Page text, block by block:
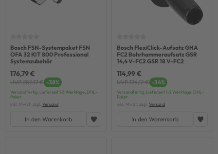
Bosch FSN-Systempaket FSN
OFA 32 KIT 800 Professional
Systemzubehör
176,79 €
UVP 289,17 € -38%
Versandfertig, Lieferzeit 1-3 Werktage, DHL-
Paket
inkl. MwSt. zzgl. Versand
In den Warenkorb
Bosch FlexiClick-Aufsatz GHA
FC2 Bohrhammeraufsatz GSR
14,4 V-FC2 GSR 18 V-FC2
114,99 €
UVP 176,12 € -34%
Versandfertig, Lieferzeit 1-3 Werktage, DHL-
Paket
inkl. MwSt. zzgl. Versand
In den Warenkorb